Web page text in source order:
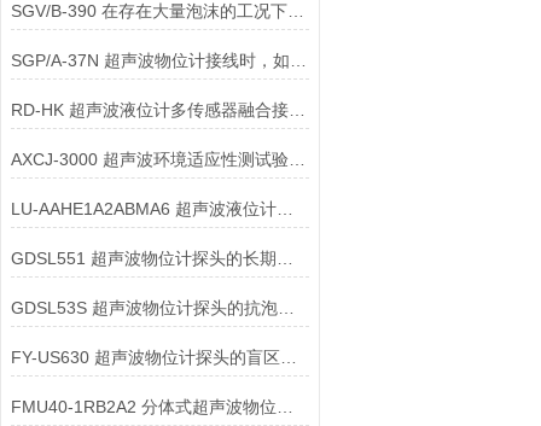
SGV/B-390 在存在大量泡沫的工况下，超声波物位计接线与安装应如何配合？
RD-HK 超声波液位计多传感器融合接口配件：工艺全景数据的基石
AXCJ-3000 超声波环境适应性测试验证配件：出厂前的质量守门员
LU-AAHE1A2ABMA6 超声波液位计电磁兼容设计组件：信号纯净的幕后功臣
GDSL53S 超声波物位计探头的抗泡沫干扰能力如何实现？
FY-US630 超声波物位计探头的盲区优化有哪些技术手段？